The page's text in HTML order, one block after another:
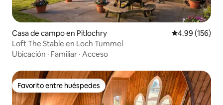
Casa de campo en Pitlochry Calificación
4.99 (156)
Loft The Stable en Loch Tummel
Ubicación · Familiar · Acceso
Favorito entre huéspedes
Favorito entre huéspedes